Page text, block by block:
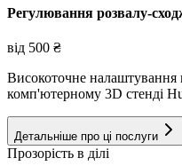
Регулювання розвалу-
від 500 ₴
Високоточне налаштування
комп'ютерному 3D стенді
Детальніше про ці послуги
Прозорість в ділі